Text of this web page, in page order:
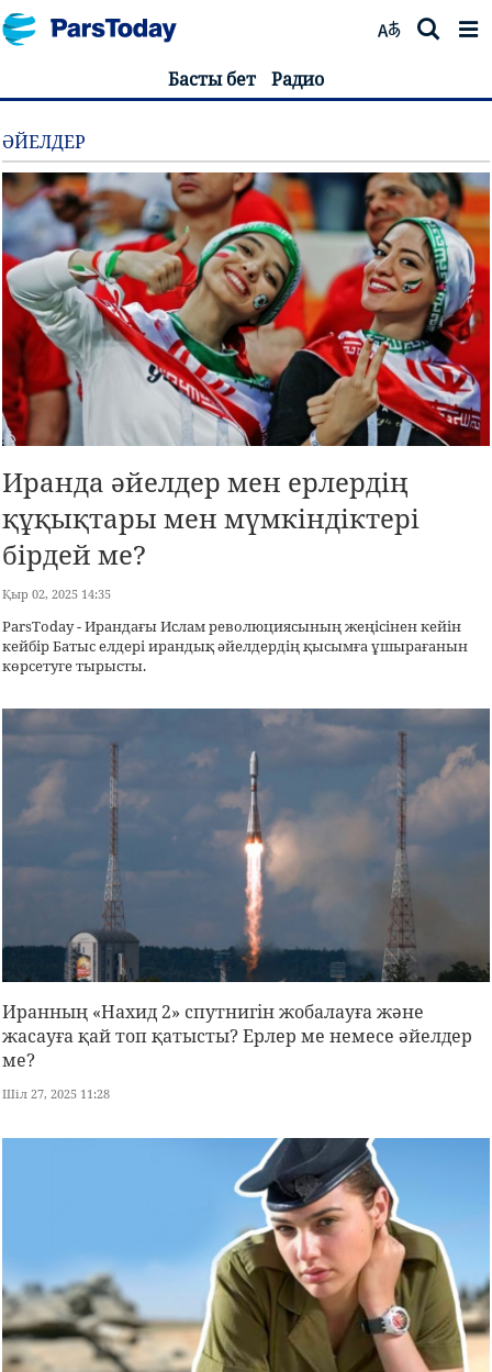
Басты бет Радио
ӘЙЕЛДЕР
Иранда әйелдер мен ерлердің
құқықтары мен мүмкіндіктері
бірдей ме?
Қыр 02, 2025 14:35
ParsToday - Ирандағы Ислам революциясының жеңісінен кейін
кейбір Батыс елдері ирандық әйелдердің қысымға ұшырағанын
көрсетуге тырысты.
Иранның «Нахид 2» спутнигін жобалауға және
жасауға қай топ қатысты? Ерлер ме немесе әйелдер
ме?
Шіл 27, 2025 11:28